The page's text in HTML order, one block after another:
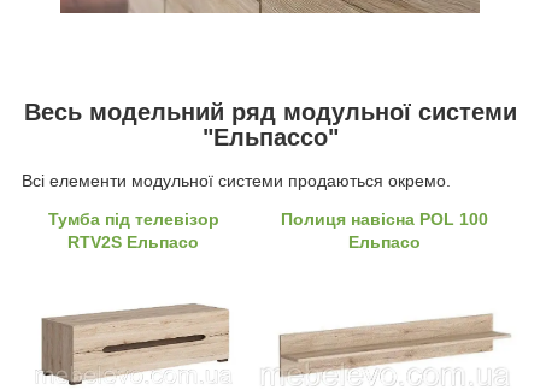
Весь модельний ряд модульної системи
"Ельпассо"
Всі елементи модульної системи продаються окремо.
Тумба під телевізор
RTV2S Ельпасо
Полиця навісна POL 100
Ельпасо